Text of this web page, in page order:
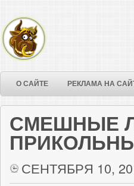
О САЙТЕ РЕКЛАМА НА
СМЕШНЫЕ
СЕНТЯБРЯ 10,